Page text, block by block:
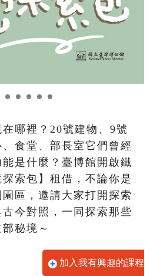
哪裡？20號建物、9號
食堂、部長室它們曾經
是什麼？臺博館開啟鐵
索包】租借，不論你是
區，邀請大家打開探索
今對照，一同探索那些
秘境～
加入我有興趣的課程